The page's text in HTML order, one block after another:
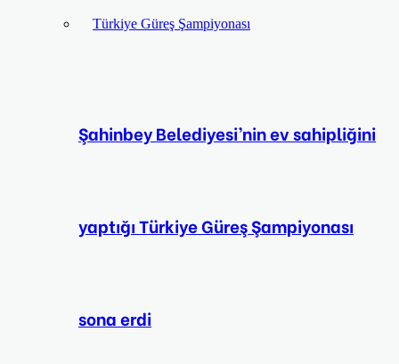
Şahinbey Belediyesi’nin ev sahipliğini
yaptığı Türkiye Güreş Şampiyonası
sona erdi